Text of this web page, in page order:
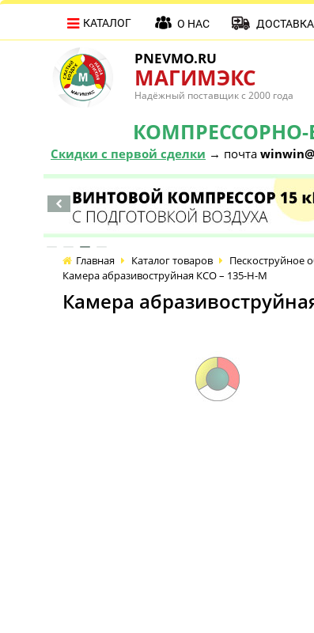
PNEVMO.RU
МАГИМЭКС
Надёжный поставщик с 2000 года
КОМПРЕССОРНО-
Скидки с первой сделки → почта
КАТАЛОГ О НАС ДОСТАВКА
Главная Каталог товаров Пескоструйное
Камера абразивоструйная КСО – 135-Н-М
Камера